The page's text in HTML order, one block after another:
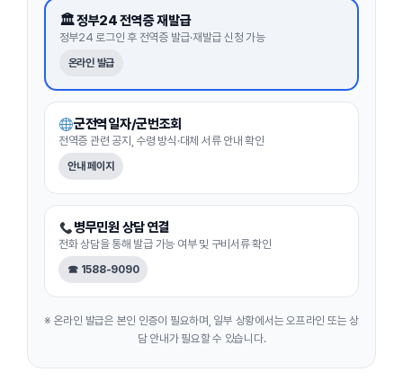
🏛 정부24 전역증 재발급
정부24 로그인 후 전역증 발급·재발급 신청 가능
온라인 발급
군전역일자/군번조회
전역증 관련 공지, 수령 방식·대체 서류 안내 확인
안내 페이지
병무민원 상담 연결
전화 상담을 통해 발급 가능 여부 및 구비서류 확인
☎ 1588-9090
※ 온라인 발급은 본인 인증이 필요하며, 일부 상황에서는 오프라인 또는 상
담 안내가 필요할 수 있습니다.